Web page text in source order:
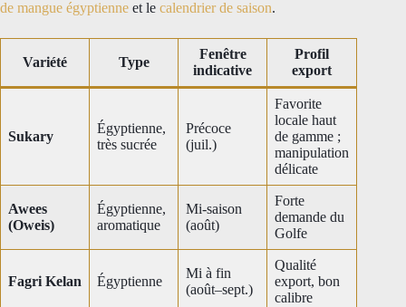
de mangue égyptienne et le calendrier de saison.
Variété Type
Fenêtre
indicative
Profil
export
Sukary
Égyptienne,
très sucrée
Précoce
(juil.)
Favorite
locale haut
de gamme ;
manipulation
délicate
Awees
(Oweis)
Égyptienne,
aromatique
Mi-saison
(août)
Forte
demande du
Golfe
Fagri Kelan Égyptienne
Mi à fin
(août–sept.)
Qualité
export, bon
calibre